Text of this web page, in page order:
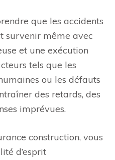
que les accidents
survenir même avec
et une exécution
tels que les
ou les défauts
des retards, des
imprévues.
construction, vous
d’esprit